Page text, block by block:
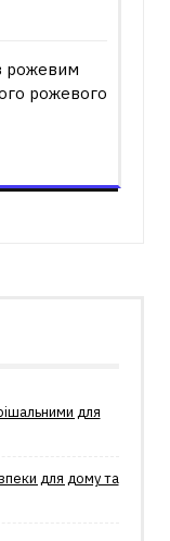
рожевим
рожевого
для
для дому та